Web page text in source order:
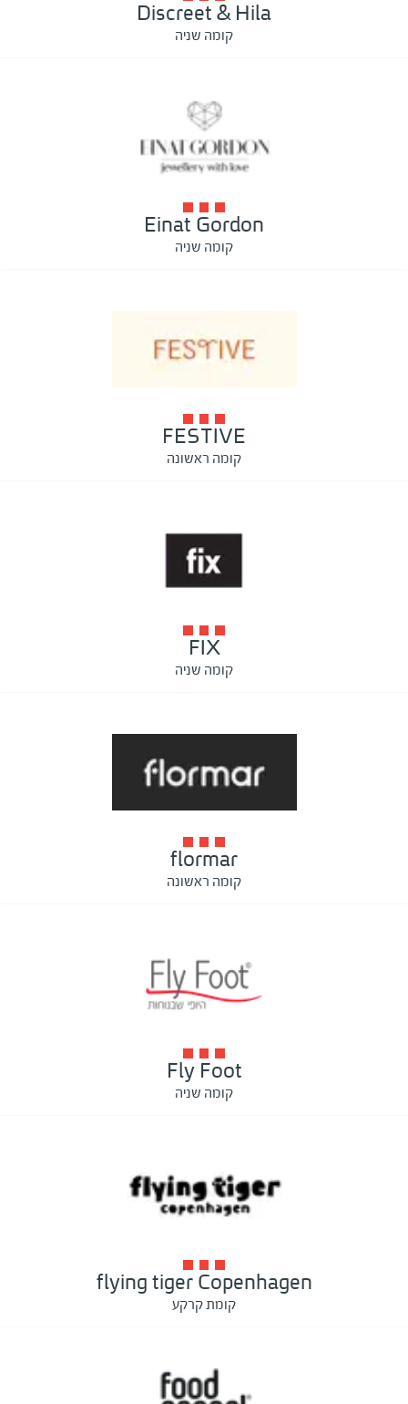
Discreet & Hila
קומה שניה
Einat Gordon
קומה שניה
FESTIVE
קומה ראשונה
FIX
קומה שניה
flormar
קומה ראשונה
Fly Foot
קומה שניה
flying tiger Copenhagen
קומת קרקע